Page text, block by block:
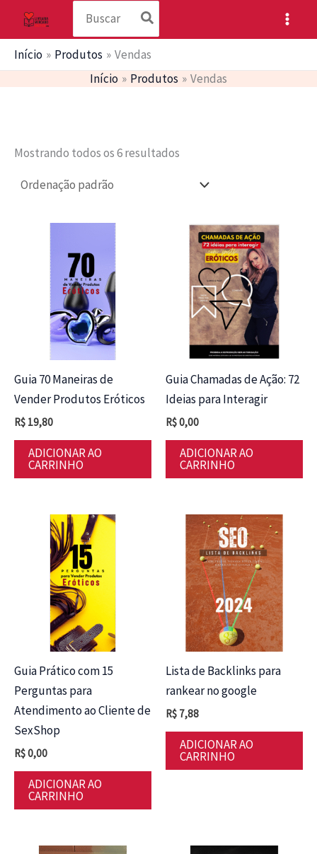
conteúdo
Início Produtos
Vendas
Início
Produtos Vendas
Mostrando todos os 6 resultados
Guia 70 Maneiras de
Vender Produtos Eróticos
R$ 19,80
ADICIONAR AO
CARRINHO
Guia Chamadas de Ação: 72
Ideias para Interagir
R$0,00
ADICIONAR AO
CARRINHO
Guia Prático com 15
Perguntas para
Atendimento ao Cliente de
SexShop
R$0,00
ADICIONAR AO
CARRINHO
Lista de Backlinks para
rankear no google
R$ 7,88
ADICIONAR AO
CARRINHO